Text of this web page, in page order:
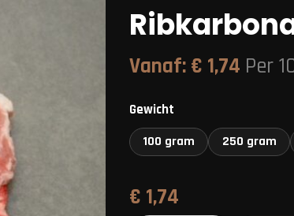
Vanaf: € 1,74 Per
Gewicht
100 gram 250 gram
€ 1,74